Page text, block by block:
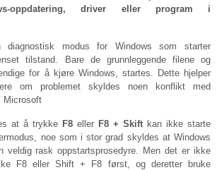
oppdatering, driver eller program i
modus for Windows som starter
tilstand. Bare de grunnleggende filene og
for å kjøre Windows, startes. Dette hjelper
om problemet skyldes noen konflikt med
Microsoft
at å trykke F8 eller F8 + Skift kan ikke starte
noe som i stor grad skyldes at Windows
veldig rask oppstartsprosedyre. Men det er ikke
F8 eller Shift + F8 først, og deretter bruke